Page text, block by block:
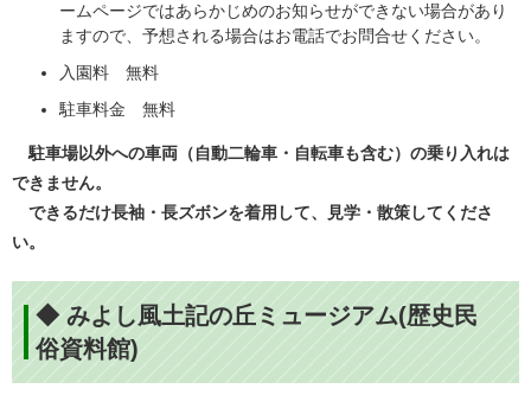
ームページではあらかじめのお知らせができない場合があり
ますので、予想される場合はお電話でお問合せください。
入園料 無料
駐車料金 無料
駐車場以外への車両（自動二輪車・自転車も含む）の乗り入れは
できません。
できるだけ長袖・長ズボンを着用して、見学・散策してくださ
い。
◆ みよし風土記の丘ミュージアム(歴史民
俗資料館)